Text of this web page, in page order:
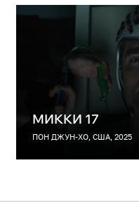
МИККИ 17
ПОН ДЖУН-ХО, США, 2025